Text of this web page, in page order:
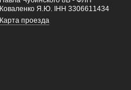
Коваленко Я.Ю. ІНН 3306611434
Карта проезда